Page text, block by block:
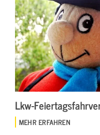
Lkw-
MEHR ERFAHREN